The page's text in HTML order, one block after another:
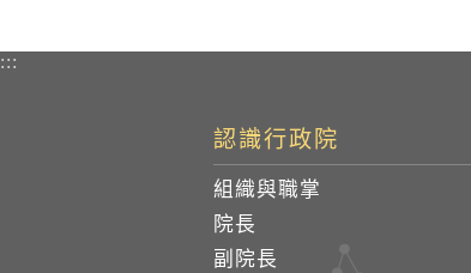
:::
認識行政院
組織與職掌
院長
副院長